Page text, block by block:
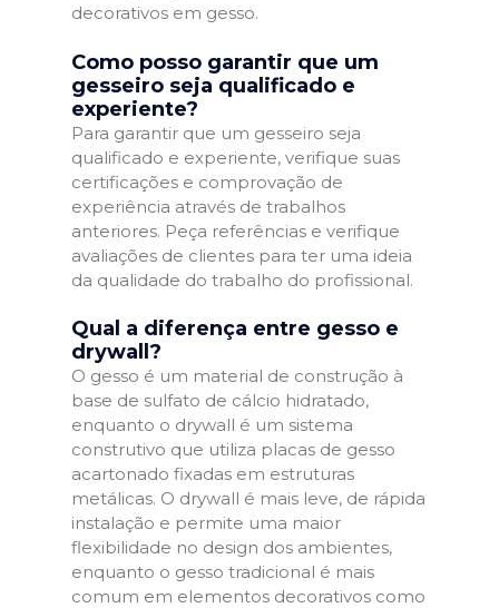
decorativos em gesso.
Como posso garantir que um
gesseiro seja qualificado e
experiente?
Para garantir que um gesseiro seja
qualificado e experiente, verifique suas
certificações e comprovação de
experiência através de trabalhos
anteriores. Peça referências e verifique
avaliações de clientes para ter uma ideia
da qualidade do trabalho do profissional.
Qual a diferença entre gesso e
drywall?
O gesso é um material de construção à
base de sulfato de cálcio hidratado,
enquanto o drywall é um sistema
construtivo que utiliza placas de gesso
acartonado fixadas em estruturas
metálicas. O drywall é mais leve, de rápida
instalação e permite uma maior
flexibilidade no design dos ambientes,
enquanto o gesso tradicional é mais
comum em elementos decorativos como